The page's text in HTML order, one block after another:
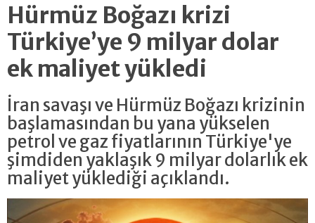
Hürmüz Boğazı krizi
Türkiye’ye 9 milyar dolar
ek maliyet yükledi
İran savaşı ve Hürmüz Boğazı krizinin
başlamasından bu yana yükselen
petrol ve gaz fiyatlarının Türkiye'ye
şimdiden yaklaşık 9 milyar dolarlık ek
maliyet yüklediği açıklandı.